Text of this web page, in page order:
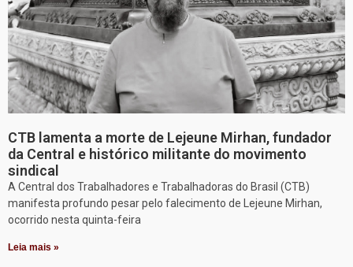
CTB lamenta a morte de Lejeune Mirhan, fundador
da Central e histórico militante do movimento
sindical
A Central dos Trabalhadores e Trabalhadoras do Brasil (CTB)
manifesta profundo pesar pelo falecimento de Lejeune Mirhan,
ocorrido nesta quinta-feira
Leia mais »